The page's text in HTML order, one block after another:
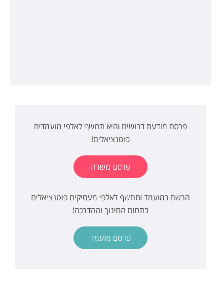
פרסם מודעת דרושים והיא תחשף לאלפי מועמדים
פוטנציאלים!
פרסם משרה
הרשם כמועמד ותחשף לאלפי מעסיקים פוטנציאלים
בתחום החינוך וההדרכה!
פרסם מועמד